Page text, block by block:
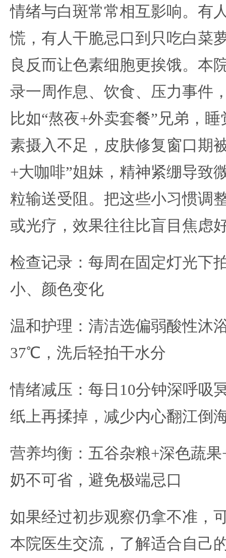
情绪与白斑常常相互影响。有
慌，有人干脆忌口到只吃白菜
良反而让色素细胞更挨饿。本
录一周作息、饮食、压力事件
比如“熬夜+外卖套餐”兄弟，
素摄入不足，皮肤修复窗口期
+大咖啡”姐妹，精神紧绷导致
粒输送受阻。把这些小习惯调
或光疗，效果往往比盲目焦虑
检查记录：每周在固定灯光下
小、颜色变化
温和护理：清洁选偏弱酸性沐
37℃，洗后轻拍干水分
情绪减压：每日10分钟深呼吸
纸上再揉掉，减少内心翻江倒
营养均衡：五谷杂粮+深色蔬
奶不可省，避免极端忌口
如果经过初步观察仍拿不准，
本院医生交流，了解适合自己